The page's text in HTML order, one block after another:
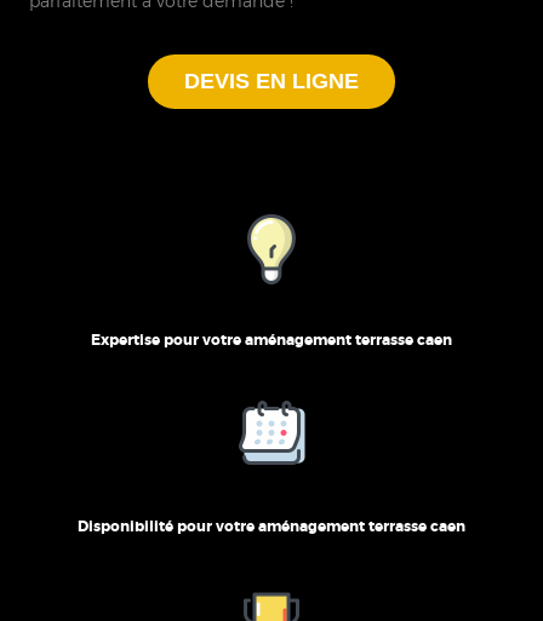
DEVIS EN LIGNE
Expertise pour votre aménagement terrasse caen
Disponibilité pour votre aménagement terrasse caen